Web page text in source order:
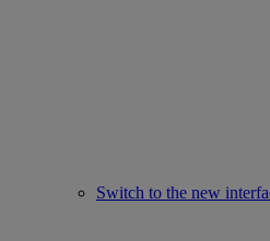
Switch to the new